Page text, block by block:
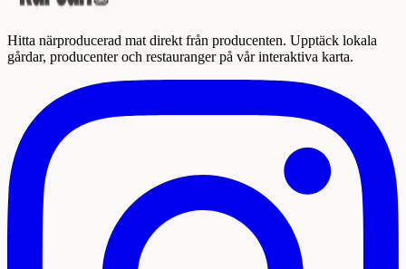
Hitta närproducerad mat direkt från producenten. Upptäck lokala
gårdar, producenter och restauranger på vår interaktiva karta.